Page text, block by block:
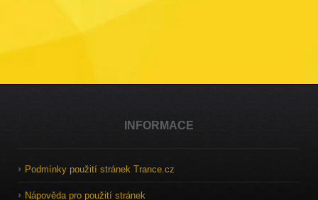
INFORMACE
Podmínky použití stránek Trance.cz
Nápověda pro použití stránek